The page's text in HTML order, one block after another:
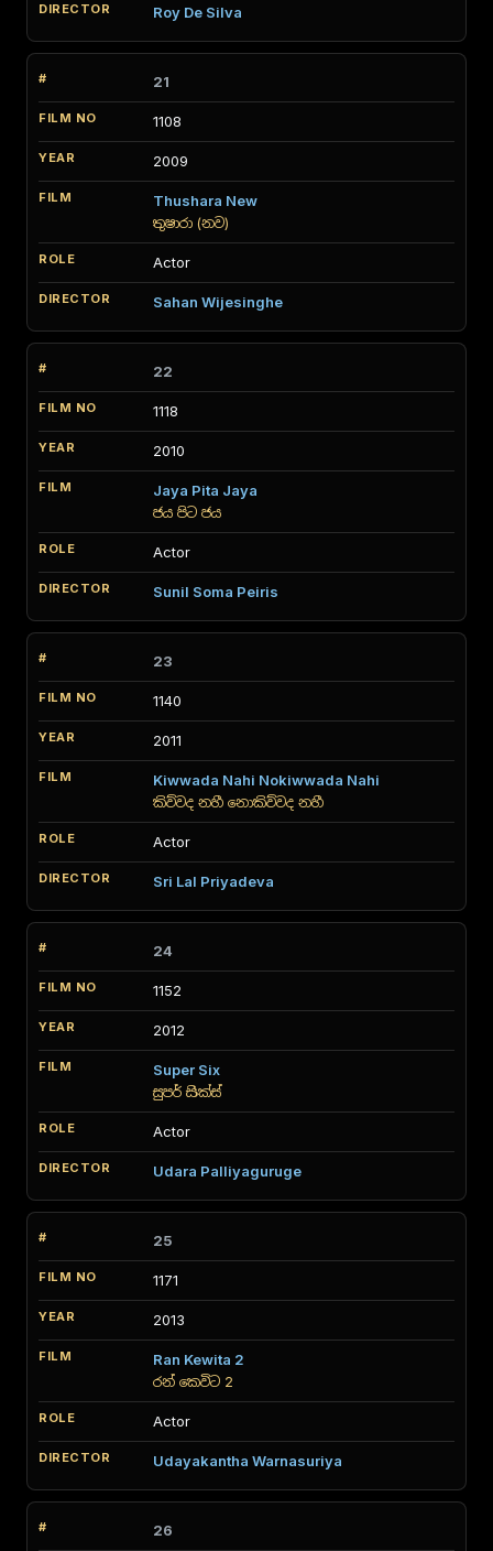
Roy De Silva
21
1108
2009
Thushara New
තුෂාරා (නව)
Actor
Sahan Wijesinghe
22
1118
2010
Jaya Pita Jaya
ජය පිට ජය
Actor
Sunil Soma Peiris
23
1140
2011
Kiwwada Nahi Nokiwwada Nahi
කිව්වද නහී නොකිව්වද නහී
Actor
Sri Lal Priyadeva
24
1152
2012
Super Six
සුපර් සික්ස්
Actor
Udara Palliyaguruge
25
1171
2013
Ran Kewita 2
රන් කෙවිට 2
Actor
Udayakantha Warnasuriya
26